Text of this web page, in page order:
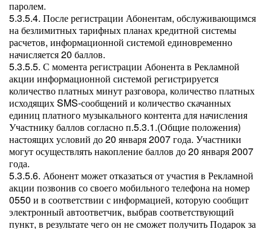
паролем.
5.3.5.4. После регистрации Абонентам, обслуживающимся
на безлимитных тарифных планах кредитной системы
расчетов, информационной системой единовременно
начисляется 20 баллов.
5.3.5.5. С момента регистрации Абонента в Рекламной
акции информационной системой регистрируется
количество платных минут разговора, количество платных
исходящих SMS-сообщений и количество скачанных
единиц платного музыкального контента для начисления
Участнику баллов согласно п.5.3.1.(Общие положения)
настоящих условий до 20 января 2007 года. Участники
могут осуществлять накопление баллов до 20 января 2007
года.
5.3.5.6. Абонент может отказаться от участия в Рекламной
акции позвонив со своего мобильного телефона на номер
0550 и в соответствии с информацией, которую сообщит
электронный автоответчик, выбрав соответствующий
пункт, в результате чего он не сможет получить Подарок за